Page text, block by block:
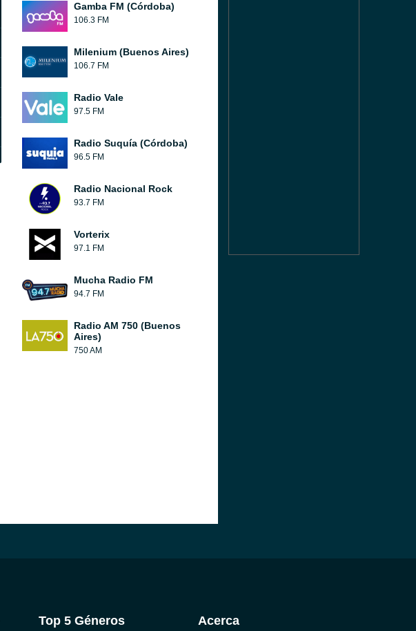
Gamba FM (Córdoba)
106.3 FM
Milenium (Buenos Aires)
106.7 FM
Radio Vale
97.5 FM
Radio Suquía (Córdoba)
96.5 FM
Radio Nacional Rock
93.7 FM
Vorterix
97.1 FM
Mucha Radio FM
94.7 FM
Radio AM 750 (Buenos
Aires)
750 AM
Top 5 Géneros Acerca